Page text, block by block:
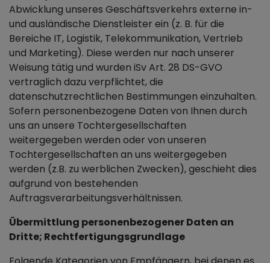
Abwicklung unseres Geschäftsverkehrs externe in-
und ausländische Dienstleister ein (z. B. für die
Bereiche IT, Logistik, Telekommunikation, Vertrieb
und Marketing). Diese werden nur nach unserer
Weisung tätig und wurden iSv Art. 28 DS-GVO
vertraglich dazu verpflichtet, die
datenschutzrechtlichen Bestimmungen einzuhalten.
Sofern personenbezogene Daten von Ihnen durch
uns an unsere Tochtergesellschaften
weitergegeben werden oder von unseren
Tochtergesellschaften an uns weitergegeben
werden (z.B. zu werblichen Zwecken), geschieht dies
aufgrund von bestehenden
Auftragsverarbeitungsverhältnissen.
Übermittlung personenbezogener Daten an
Dritte; Rechtfertigungsgrundlage